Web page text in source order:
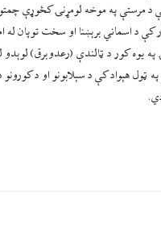
د مرستې په موخه لومړنۍ کڅوړې
د اسماني برېښنا او سخت توپان له
یوه کور د ټالندې (رعدوبرق) لوېدو
هېواد کې د سېلابونو او د